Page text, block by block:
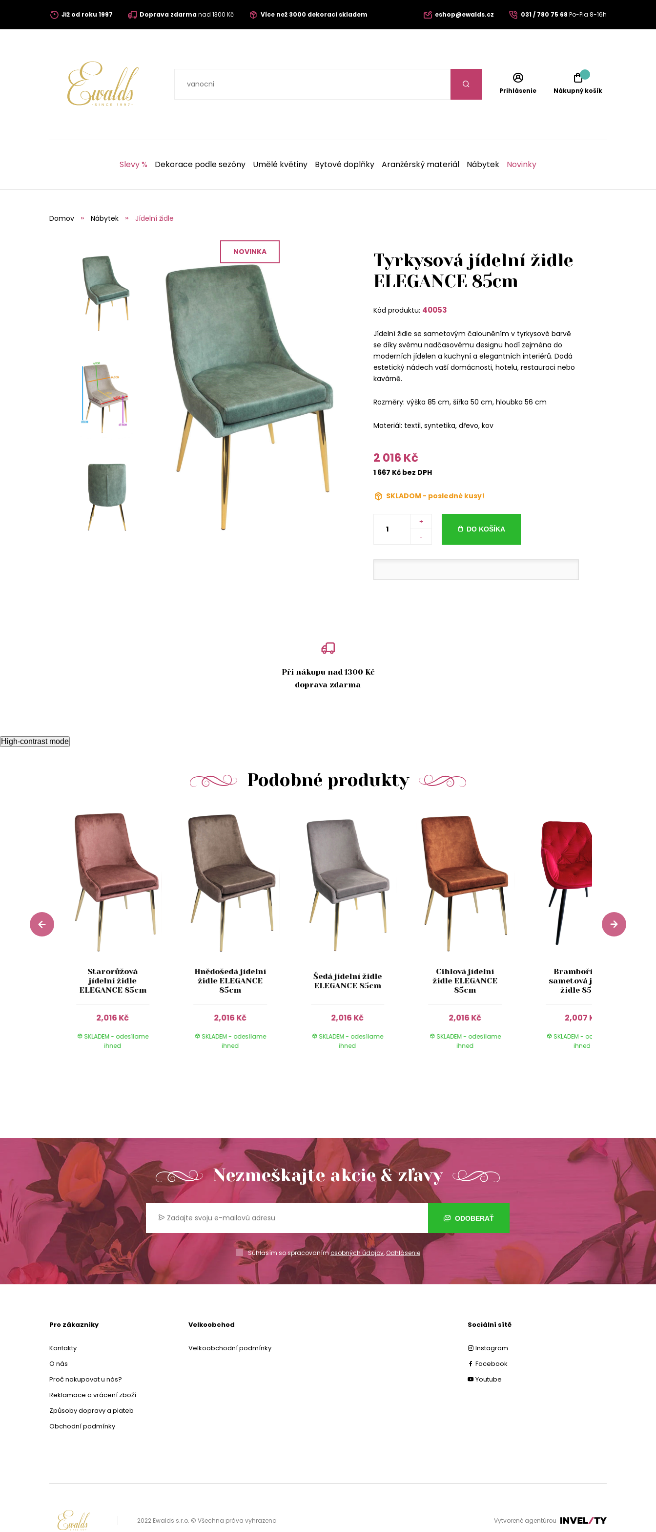
Již od roku 1997 Doprava zdarmanad 1300 Kč Více než 3000 dekorací skladem eshop@ewalds.cz 031 / 780 75 68 Po-Pia 8-16h
Prihlásenie Nákupný košík
Slevy % Dekorace podle sezóny Umělé květiny Bytové doplňky Aranžérský materiál Nábytek Novinky
Domov Nábytek Jídelní židle
NOVINKA
Tyrkysová jídelní židle
ELEGANCE 85cm
Kód produktu: 40053
Jídelní židle se sametovým čalouněním v tyrkysové barvě
se díky svému nadčasovému designu hodí zejména do
moderních jídelen a kuchyní a elegantních interiérů. Dodá
estetický nádech vaší domácnosti, hotelu, restauraci nebo
kavárně.
Rozměry: výška 85 cm, šířka 50 cm, hloubka 56 cm
Materiál: textil, syntetika, dřevo, kov
2 016 Kč
1 667 Kč bez DPH
SKLADOM - posledné kusy!
+
-
DO KOŠÍKA
Při nákupu nad 1300 Kč
doprava zdarma
High-contrast mode
Podobné produkty
Starorůžová
jídelní židle
ELEGANCE 85cm
2,016 Kč
SKLADEM - odesílame
ihned
Hnědošedá jídelní
židle ELEGANCE
85cm
2,016 Kč
SKLADEM - odesílame
ihned
Šedá jídelní židle
ELEGANCE 85cm
2,016 Kč
SKLADEM - odesílame
ihned
Cihlová jídelní
židle ELEGANCE
85cm
2,016 Kč
SKLADEM - odesílame
ihned
Bramboříková
sametová jídelní
židle 85cm
2,007 Kč
SKLADEM - odesílame
ihned
Nezmeškajte akcie & zľavy
ODOBERAŤ
Súhlasím so spracovanímosobných údajov,Odhlásenie
Pro zákazníky
Kontakty
O nás
Proč nakupovat u nás?
Reklamace a vrácení zboží
Způsoby dopravy a plateb
Obchodní podmínky
Velkoobchod
Velkoobchodní podmínky
Sociální sítě
Instagram
Facebook
Youtube
2022 Ewalds s.r.o. © Všechna práva vyhrazena Vytvorené agentúrou